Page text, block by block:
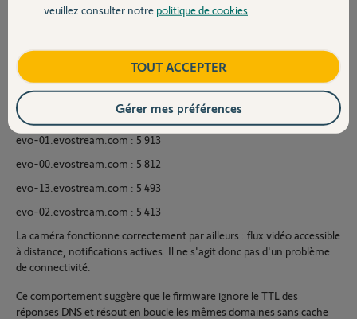
Contact
evo-05.evostream.com : 6 286
evo-15.evostream.com : 6 202
evo-11.evostream.com : 6 079
evo-09.evostream.com : 5 936
evo-01.evostream.com : 5 913
evo-00.evostream.com : 5 812
evo-13.evostream.com : 5 493
evo-02.evostream.com : 5 413
La caméra fonctionne correctement par ailleurs : flux vidéo accessible
à distance, notifications actives. Il ne s'agit donc pas d'un problème
de connectivité.
Ce comportement suggère que le firmware ignore le TTL des
réponses DNS et résout en boucle les mêmes domaines sans cache
veuillez consulter notre politique de cookies
TOUT ACCEPTER
Gérer mes préférences